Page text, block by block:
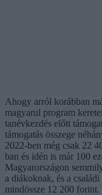
Ahogy arról korábban
magyarul program
tanévkezdés előtt
támogatás összege
2022-ben még csak 22
ban és idén is már 100
Magyarországon
a diákoknak, és a
mindössze 12 200 forint.